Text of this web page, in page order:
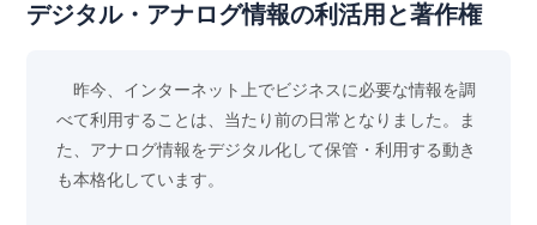
デジタル・アナログ情報の利活用と著作権
昨今、インターネット上でビジネスに必要な情報を調
べて利用することは、当たり前の日常となりました。ま
た、アナログ情報をデジタル化して保管・利用する動き
も本格化しています。